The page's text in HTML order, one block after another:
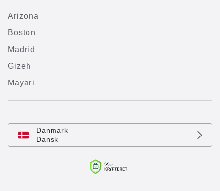
Arizona
Boston
Madrid
Gizeh
Mayari
Danmark
Dansk